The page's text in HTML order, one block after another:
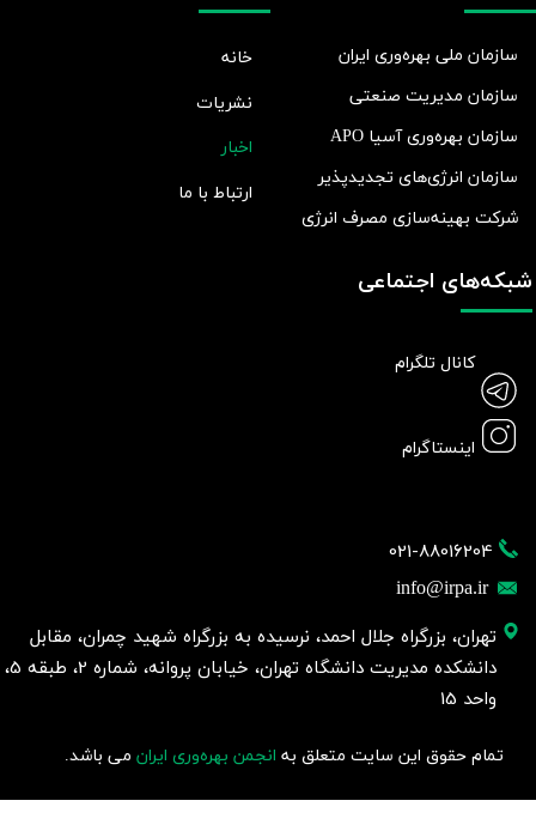
021-88016204
info@irpa.ir
تهران، بزرگراه جلال احمد، نرسیده به بزرگراه شهید چمران، مقابل
دانشکده مدیریت دانشگاه تهران، خیابان پروانه، شماره 2، طبقه 5،
واحد 15
خانه
نشریات
اخبار
ارتباط با ما
سازمان ملی بهره‌وری ایران
سازمان مدیریت صنعتی
سازمان بهره‌وری آسیا APO
سازمان انرژی‌های تجدیدپذیر
شرکت بهينه‌سازی مصرف انرژی
شبکه‌های اجتماعی
کانال تلگرام
اینستاگرام
تمام حقوق این سایت متعلق به انجمن بهره‌وری ایران می باشد.